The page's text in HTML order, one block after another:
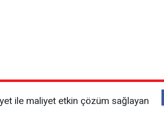
ile maliyet etkin çözüm sağlayan